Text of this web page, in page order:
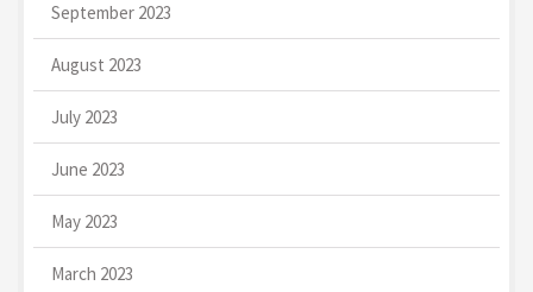
September 2023
August 2023
July 2023
June 2023
May 2023
March 2023